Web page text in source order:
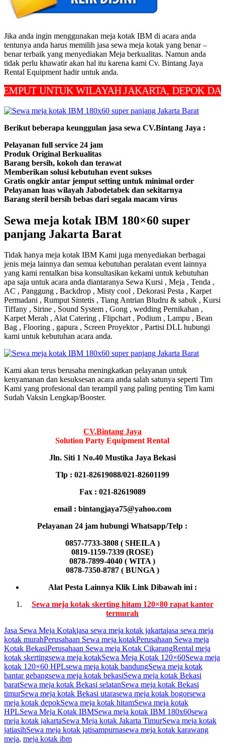
Jika anda ingin menggunakan meja kotak IBM di acara anda
tentunya anda harus memilih jasa sewa meja kotak yang benar –
benar terbaik yang menyediakan Meja berkualitas. Namun anda
tidak perlu khawatir akan hal itu karena kami Cv. Bintang Jaya
Rental Equipment hadir untuk anda.
WILAYAH JAKARTA, DEPOK DAN
Berikut beberapa keunggulan jasa sewa CV.Bintang Jaya :
Pelayanan full service 24 jam
Produk Original Berkualitas
Barang bersih, kokoh dan terawat
Memberikan solusi kebutuhan event sukses
Gratis ongkir antar jemput setting untuk minimal order
Pelayanan luas wilayah Jabodetabek dan sekitarnya
Barang steril bersih bebas dari segala macam virus
Sewa meja kotak IBM 180×60 super
panjang Jakarta Barat
Tidak hanya meja kotak IBM Kami juga menyediakan berbagai
jenis meja lainnya dan semua kebutuhan peralatan event lainnya
yang kami rentalkan bisa konsultasikan kekami untuk kebutuhan
apa saja untuk acara anda diantaranya Sewa Kursi , Meja , Tenda ,
AC , Panggung , Backdrop , Misty cool , Dekorasi Pesta , Karpet
Permadani , Rumput Sintetis , Tiang Antrian Bludru & sabuk , Kursi
Tiffany , Sirine , Sound System , Gong , wedding Pernikahan ,
Karpet Merah , Alat Catering , Flipchart , Podium , Lampu , Bean
Bag , Flooring , gapura , Screen Proyektor , Partisi DLL hubungi
kami untuk kebutuhan acara anda.
Kami akan terus berusaha meningkatkan pelayanan untuk
kenyamanan dan kesuksesan acara anda salah satunya seperti Tim
Kami yang profesional dan terampil yang paling penting Tim kami
Sudah Vaksin Lengkap/Booster.
CV.Bintang Jaya
Solution Party EquipmentRental
Jln. Siti 1 No.40 Mustika Jaya Bekasi
Tlp : 021-82619088/021-82601199
Fax : 021-82619089
email : bintangjaya75@yahoo.com
Pelayanan 24 jam hubungi Whatsapp/Telp :
0857-7733-3808 ( SHEILA )
0819-1159-7339 (ROSE)
0878-7899-4040 ( WITA )
0878-7350-8787 ( BUNGA )
Alat Pesta Lainnya Klik Link Dibawah ini :
Sewa meja kotak skerting hitam 120×80 rapat kantor
termurah
Jasa Sewa Meja Kotakjasa sewa meja kotak jakartajasa sewa meja
kotak murahPerusahaan Sewa meja kotakPerusahaan Sewa meja
Kotak BekasiPerusahaan Sewa meja Kotak CikarangRental meja
kotak skertingsewa meja kotakSewa Meja Kotak 120×60Sewa meja
kotak 120×60 HPLsewa meja kotak bandungSewa meja kotak
bantar gebangsewa meja kotak bekasiSewa meja kotak Bekasi
baratSewa meja kotak Bekasi selatanSewa meja kotak Bekasi
timurSewa meja kotak Bekasi utarasewa meja kotak bogorsewa
meja kotak depokSewa meja kotak hitamSewa meja kotak
HPLSewa Meja Kotak IBMSewa meja kotak IBM 180x60sewa
meja kotak jakartaSewa Meja kotak Jakarta TimurSewa meja kotak
jatiasihSewa meja kotak jatisampurnasewa meja kotak karawang
meja, meja kotak ibm